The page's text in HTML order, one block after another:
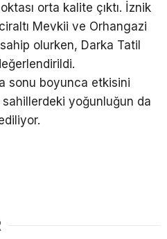
orta kalite çıktı. İznik
Mevkii ve Orhangazi
olurken, Darka Tatil
sonu boyunca etkisini
yoğunluğun da